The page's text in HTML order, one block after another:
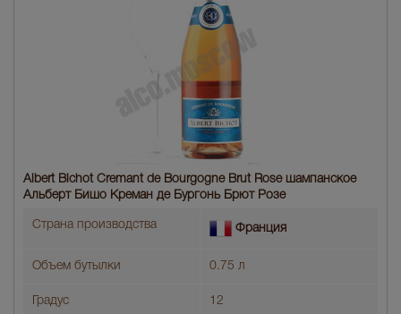
Albert Bichot Cremant de Bourgogne Brut Rose шампанское
Альберт Бишо Креман де Бургонь Брют Розе
Страна производства Франция
Объем бутылки 0.75 л
Градус 12